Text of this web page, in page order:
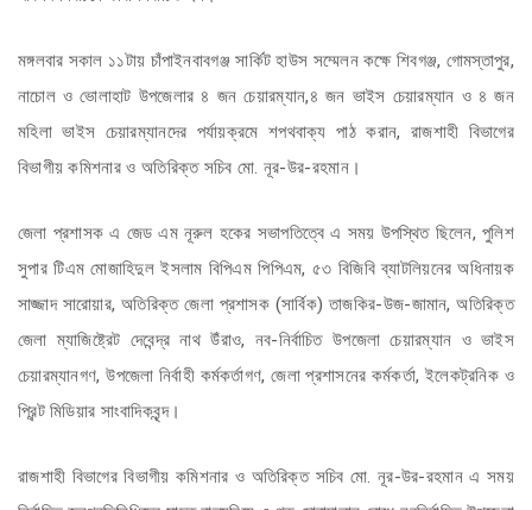
মঙ্গলবার সকাল ১১টায় চাঁপাইনবাবগঞ্জ সার্কিট হাউস সম্মেলন কক্ষে শিবগঞ্জ, গোমস্তাপুর,
নাচোল ও ভোলাহাট উপজেলার ৪ জন চেয়ারম্যান,৪ জন ভাইস চেয়ারম্যান ও ৪ জন
মহিলা ভাইস চেয়ারম্যানদের পর্যায়ক্রমে শপথবাক্য পাঠ করান, রাজশাহী বিভাগের
বিভাগীয় কমিশনার ও অতিরিক্ত সচিব মো. নূর-উর-রহমান।
জেলা প্রশাসক এ জেড এম নূরুল হকের সভাপতিত্বে এ সময় উপস্থিত ছিলেন, পুলিশ
সুপার টিএম মোজাহিদুল ইসলাম বিপিএম পিপিএম, ৫৩ বিজিবি ব্যাটলিয়নের অধিনায়ক
সাজ্জাদ সারোয়ার, অতিরিক্ত জেলা প্রশাসক (সার্বিক) তাজকির-উজ-জামান, অতিরিক্ত
জেলা ম্যাজিষ্ট্রেট দেবেন্দ্র নাথ উঁরাও, নব-নির্বাচিত উপজেলা চেয়ারম্যান ও ভাইস
চেয়ারম্যানগণ, উপজেলা নির্বাহী কর্মকর্তাগণ, জেলা প্রশাসনের কর্মকর্তা, ইলেকট্রনিক ও
প্রিন্ট মিডিয়ার সাংবাদিকবৃন্দ।
রাজশাহী বিভাগের বিভাগীয় কমিশনার ও অতিরিক্ত সচিব মো. নূর-উর-রহমান এ সময়